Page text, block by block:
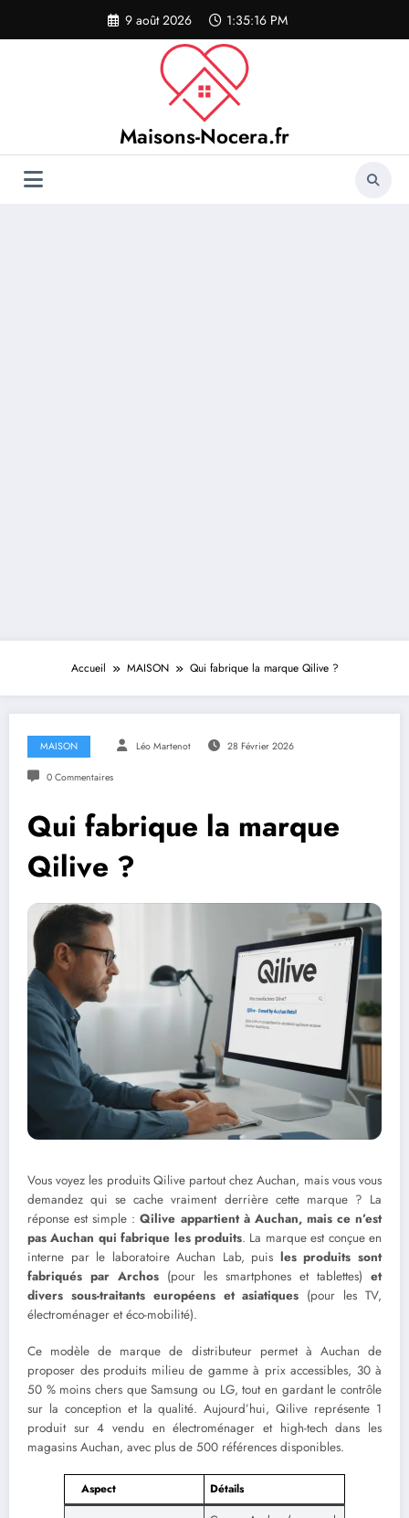
contenu
9 août 2026 1:35:16 PM
Maisons-Nocera.fr
Accueil MAISON Qui fabrique la marque Qilive ?
MAISON Léo Martenot 28 Février 2026
0 Commentaires
Qui fabrique la marque
Qilive ?
Vous voyez les produits Qilive partout chez Auchan, mais vous vous
demandez qui se cache vraiment derrière cette marque ? La
réponse est simple :Qilive appartient à Auchan, mais ce n’est
pas Auchan qui fabrique les produits. La marque est conçue en
interne par le laboratoire Auchan Lab, puis les produits sont
fabriqués par Archos (pour les smartphones et tablettes) et
divers sous-traitants européens et asiatiques (pour les TV,
électroménager et éco-mobilité).
Ce modèle de marque de distributeur permet à Auchan de
proposer des produits milieu de gamme à prix accessibles, 30 à
50 % moins chers que Samsung ou LG, tout en gardant le contrôle
sur la conception et la qualité. Aujourd’hui, Qilive représente 1
produit sur 4 vendu en électroménager et high-tech dans les
magasins Auchan, avec plus de 500 références disponibles.
Aspect Détails